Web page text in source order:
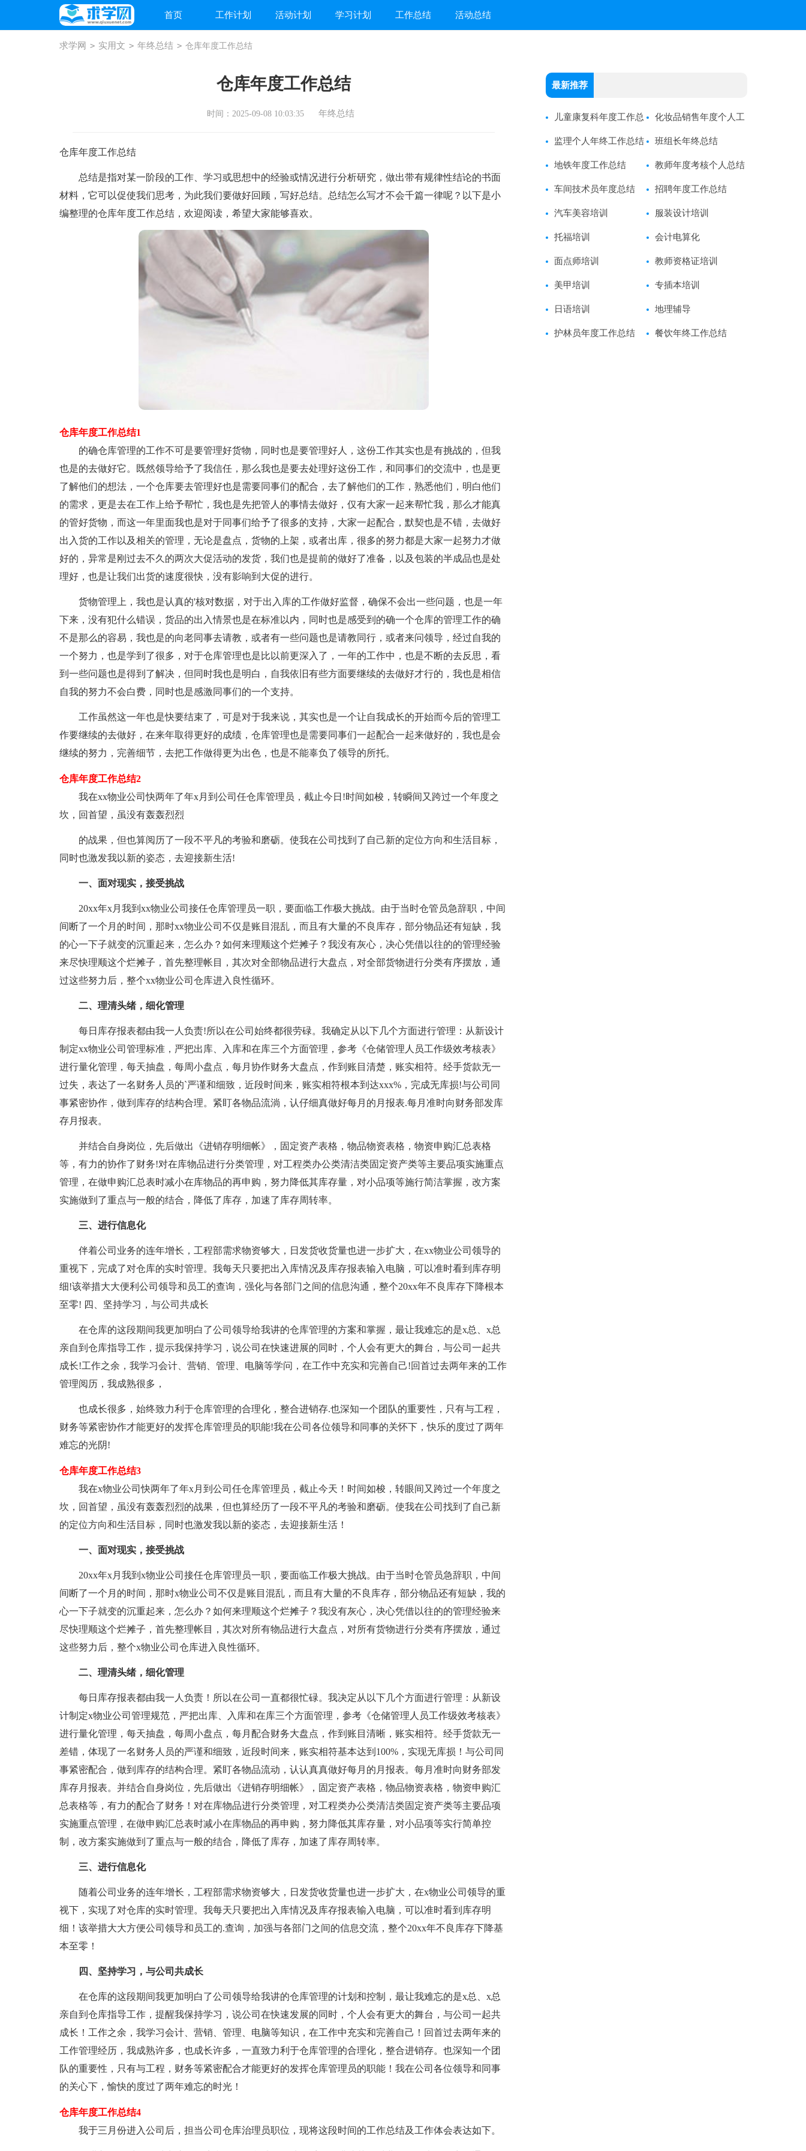
首页 工作计划 活动计划 学习计划 工作总结 活动总结
求学网 > 实用文 > 年终总结 > 仓库年度工作总结
仓库年度工作总结
时间：2025-09-08 10:03:35 年终总结
仓库年度工作总结
总结是指对某一阶段的工作、学习或思想中的经验或情况进行分析研究，做出带有规律性结论的书面
材料，它可以促使我们思考，为此我们要做好回顾，写好总结。总结怎么写才不会千篇一律呢？以下是小
编整理的仓库年度工作总结，欢迎阅读，希望大家能够喜欢。
仓库年度工作总结1
的确仓库管理的工作不可是要管理好货物，同时也是要管理好人，这份工作其实也是有挑战的，但我
也是的去做好它。既然领导给予了我信任，那么我也是要去处理好这份工作，和同事们的交流中，也是更
了解他们的想法，一个仓库要去管理好也是需要同事们的配合，去了解他们的工作，熟悉他们，明白他们
的需求，更是去在工作上给予帮忙，我也是先把管人的事情去做好，仅有大家一起来帮忙我，那么才能真
的管好货物，而这一年里面我也是对于同事们给予了很多的支持，大家一起配合，默契也是不错，去做好
出入货的工作以及相关的管理，无论是盘点，货物的上架，或者出库，很多的努力都是大家一起努力才做
好的，异常是刚过去不久的两次大促活动的发货，我们也是提前的做好了准备，以及包装的半成品也是处
理好，也是让我们出货的速度很快，没有影响到大促的进行。
货物管理上，我也是认真的'核对数据，对于出入库的工作做好监督，确保不会出一些问题，也是一年
下来，没有犯什么错误，货品的出入情景也是在标准以内，同时也是感受到的确一个仓库的管理工作的确
不是那么的容易，我也是的向老同事去请教，或者有一些问题也是请教同行，或者来问领导，经过自我的
一个努力，也是学到了很多，对于仓库管理也是比以前更深入了，一年的工作中，也是不断的去反思，看
到一些问题也是得到了解决，但同时我也是明白，自我依旧有些方面要继续的去做好才行的，我也是相信
自我的努力不会白费，同时也是感激同事们的一个支持。
工作虽然这一年也是快要结束了，可是对于我来说，其实也是一个让自我成长的开始而今后的管理工
作要继续的去做好，在来年取得更好的成绩，仓库管理也是需要同事们一起配合一起来做好的，我也是会
继续的努力，完善细节，去把工作做得更为出色，也是不能辜负了领导的所托。
仓库年度工作总结2
我在xx物业公司快两年了年x月到公司任仓库管理员，截止今日!时间如梭，转瞬间又跨过一个年度之
坎，回首望，虽没有轰轰烈烈
的战果，但也算阅历了一段不平凡的考验和磨砺。使我在公司找到了自己新的定位方向和生活目标，
同时也激发我以新的姿态，去迎接新生活!
一、面对现实，接受挑战
20xx年x月我到xx物业公司接任仓库管理员一职，要面临工作极大挑战。由于当时仓管员急辞职，中间
间断了一个月的时间，那时xx物业公司不仅是账目混乱，而且有大量的不良库存，部分物品还有短缺，我
的心一下子就变的沉重起来，怎么办？如何来理顺这个烂摊子？我没有灰心，决心凭借以往的的管理经验
来尽快理顺这个烂摊子，首先整理帐目，其次对全部物品进行大盘点，对全部货物进行分类有序摆放，通
过这些努力后，整个xx物业公司仓库进入良性循环。
二、理清头绪，细化管理
每日库存报表都由我一人负责!所以在公司始终都很劳碌。我确定从以下几个方面进行管理：从新设计
制定xx物业公司管理标准，严把出库、入库和在库三个方面管理，参考《仓储管理人员工作级效考核表》
进行量化管理，每天抽盘，每周小盘点，每月协作财务大盘点，作到账目清楚，账实相符。经手货款无一
过失，表达了一名财务人员的`严谨和细致，近段时间来，账实相符根本到达xxx%，完成无库损!与公司同
事紧密协作，做到库存的结构合理。紧盯各物品流淌，认仔细真做好每月的月报表.每月准时向财务部发库
存月报表。
并结合自身岗位，先后做出《进销存明细帐》，固定资产表格，物品物资表格，物资申购汇总表格
等，有力的协作了财务!对在库物品进行分类管理，对工程类办公类清洁类固定资产类等主要品项实施重点
管理，在做申购汇总表时减小在库物品的再申购，努力降低其库存量，对小品项等施行简洁掌握，改方案
实施做到了重点与一般的结合，降低了库存，加速了库存周转率。
三、进行信息化
伴着公司业务的连年增长，工程部需求物资够大，日发货收货量也进一步扩大，在xx物业公司领导的
重视下，完成了对仓库的实时管理。我每天只要把出入库情况及库存报表输入电脑，可以准时看到库存明
细!该举措大大便利公司领导和员工的查询，强化与各部门之间的信息沟通，整个20xx年不良库存下降根本
至零! 四、坚持学习，与公司共成长
在仓库的这段期间我更加明白了公司领导给我讲的仓库管理的方案和掌握，最让我难忘的是x总、x总
亲自到仓库指导工作，提示我保持学习，说公司在快速进展的同时，个人会有更大的舞台，与公司一起共
成长!工作之余，我学习会计、营销、管理、电脑等学问，在工作中充实和完善自己!回首过去两年来的工作
管理阅历，我成熟很多，
也成长很多，始终致力利于仓库管理的合理化，整合进销存.也深知一个团队的重要性，只有与工程，
财务等紧密协作才能更好的发挥仓库管理员的职能!我在公司各位领导和同事的关怀下，快乐的度过了两年
难忘的光阴!
仓库年度工作总结3
我在x物业公司快两年了年x月到公司任仓库管理员，截止今天！时间如梭，转眼间又跨过一个年度之
坎，回首望，虽没有轰轰烈烈的战果，但也算经历了一段不平凡的考验和磨砺。使我在公司找到了自己新
的定位方向和生活目标，同时也激发我以新的姿态，去迎接新生活！
一、面对现实，接受挑战
20xx年x月我到x物业公司接任仓库管理员一职，要面临工作极大挑战。由于当时仓管员急辞职，中间
间断了一个月的时间，那时x物业公司不仅是账目混乱，而且有大量的不良库存，部分物品还有短缺，我的
心一下子就变的沉重起来，怎么办？如何来理顺这个烂摊子？我没有灰心，决心凭借以往的的管理经验来
尽快理顺这个烂摊子，首先整理帐目，其次对所有物品进行大盘点，对所有货物进行分类有序摆放，通过
这些努力后，整个x物业公司仓库进入良性循环。
二、理清头绪，细化管理
每日库存报表都由我一人负责！所以在公司一直都很忙碌。我决定从以下几个方面进行管理：从新设
计制定x物业公司管理规范，严把出库、入库和在库三个方面管理，参考《仓储管理人员工作级效考核表》
进行量化管理，每天抽盘，每周小盘点，每月配合财务大盘点，作到账目清晰，账实相符。经手货款无一
差错，体现了一名财务人员的严谨和细致，近段时间来，账实相符基本达到100%，实现无库损！与公司同
事紧密配合，做到库存的结构合理。紧盯各物品流动，认认真真做好每月的月报表。每月准时向财务部发
库存月报表。并结合自身岗位，先后做出《进销存明细帐》，固定资产表格，物品物资表格，物资申购汇
总表格等，有力的配合了财务！对在库物品进行分类管理，对工程类办公类清洁类固定资产类等主要品项
实施重点管理，在做申购汇总表时减小在库物品的再申购，努力降低其库存量，对小品项等实行简单控
制，改方案实施做到了重点与一般的结合，降低了库存，加速了库存周转率。
三、进行信息化
随着公司业务的连年增长，工程部需求物资够大，日发货收货量也进一步扩大，在x物业公司领导的重
视下，实现了对仓库的实时管理。我每天只要把出入库情况及库存报表输入电脑，可以准时看到库存明
细！该举措大大方便公司领导和员工的.查询，加强与各部门之间的信息交流，整个20xx年不良库存下降基
本至零！
四、坚持学习，与公司共成长
在仓库的这段期间我更加明白了公司领导给我讲的仓库管理的计划和控制，最让我难忘的是x总、x总
亲自到仓库指导工作，提醒我保持学习，说公司在快速发展的同时，个人会有更大的舞台，与公司一起共
成长！工作之余，我学习会计、营销、管理、电脑等知识，在工作中充实和完善自己！回首过去两年来的
工作管理经历，我成熟许多，也成长许多，一直致力利于仓库管理的合理化，整合进销存。也深知一个团
队的重要性，只有与工程，财务等紧密配合才能更好的发挥仓库管理员的职能！我在公司各位领导和同事
的关心下，愉快的度过了两年难忘的时光！
仓库年度工作总结4
我于三月份进入公司后，担当公司仓库治理员职位，现将这段时间的工作总结及工作体会表达如下。
最新推荐
儿童康复科年度工作总
结
化妆品销售年度个人工
作总结
监理个人年终工作总结 班组长年终总结
地铁年度工作总结 教师年度考核个人总结
德能勤绩廉
车间技术员年度总结 招聘年度工作总结
汽车美容培训 服装设计培训
托福培训 会计电算化
面点师培训 教师资格证培训
美甲培训 专插本培训
日语培训 地理辅导
护林员年度工作总结 餐饮年终工作总结